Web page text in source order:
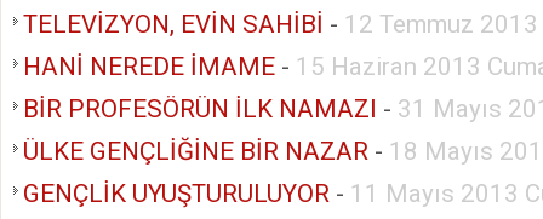
TELEVİZYON, EVİN SAHİBİ - 12 Temmuz 2013
HANİ NEREDE İMAME - 15 Haziran 2013
BİR PROFESÖRÜN İLK NAMAZI - 31 Mayıs
ÜLKE GENÇLİĞİNE BİR NAZAR - 18 Mayıs
GENÇLİK UYUŞTURULUYOR - 11 Mayıs 2013